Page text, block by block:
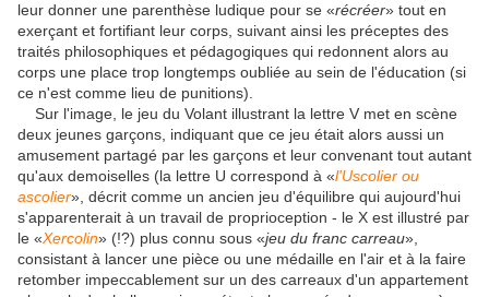
leur donner une parenthèse ludique pour se «récréer» tout en
exerçant et fortifiant leur corps, suivant ainsi les préceptes des
traités philosophiques et pédagogiques qui redonnent alors au
corps une place trop longtemps oubliée au sein de l'éducation (si
ce n'est comme lieu de punitions).
Sur l'image, le jeu du Volant illustrant la lettre V met en scène
deux jeunes garçons, indiquant que ce jeu était alors aussi un
amusement partagé par les garçons et leur convenant tout autant
qu'aux demoiselles (la lettre U correspond à «l'Uscolier ou
ascolier», décrit comme un ancien jeu d'équilibre qui aujourd'hui
s'apparenterait à un travail de proprioception - le X est illustré par
le «Xercolin» (!?) plus connu sous «jeu du franc carreau»,
consistant à lancer une pièce ou une médaille en l'air et à la faire
retomber impeccablement sur un des carreaux d'un appartement